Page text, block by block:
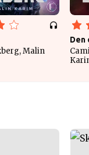
Malin
Den